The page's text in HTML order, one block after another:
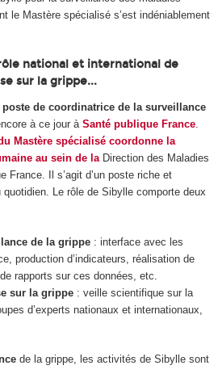
le Mastère spécialisé s’est indéniablement
national et international de
sur la grippe...
poste de coordinatrice de la surveillance
à ce jour à Santé publique France.
Mastère spécialisé coordonne la
au sein de la Direction des Maladies
France. Il s’agit d’un poste riche et
Le rôle de Sibylle comporte deux
de la grippe: interface avec les
production d’indicateurs, réalisation de
rapports sur ces données, etc.
sur la grippe: veille scientifique sur la
d’experts nationaux et internationaux,
de la grippe, les activités de Sibylle sont